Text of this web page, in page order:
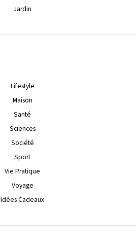
Jardin
Lifestyle
Maison
Santé
Sciences
Société
Sport
Vie Pratique
Voyage
Idées Cadeaux